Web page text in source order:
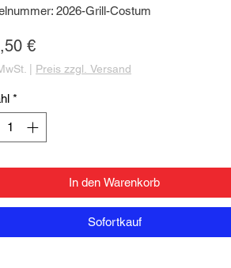
2026-Grill-Costum
€Preis
| Preis zzgl. Versand
*
In den Warenkorb
Sofortkauf